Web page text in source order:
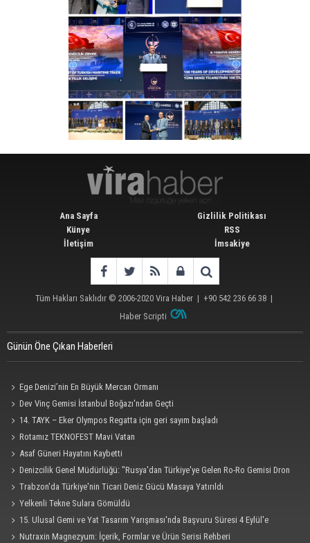
Ana Sayfa
Künye
İletişim
Gizlilik Politikası
RSS
İmsakiye
Tüm Hakları Saklıdır © 2006-2020 Vira Haber | +90 542 236 66 38 |
Haber Scripti
Günün Öne Çıkan Haberleri
Ege Denizi’nin En Büyük Mercan Ormanı
Dev Vinç Gemisi İstanbul Boğazı'ndan Geçti
14. TAYK – Eker Olympos Regatta için geri sayım başladı
Rotamız TEKNOFEST Mavi Vatan
Asaf Güneri Hayatını Kaybetti
Denizcilik Genel Müdürlüğü: "Rusya'dan Türkiye'ye Gelen Ro-Ro Gemisi Dron
Saldırısına Uğradı"
Trabzon'da Türkiye'nin Ticari Deniz Gücü Masaya Yatırıldı
Yelkenli Tekne Sulara Gömüldü
15. Ulusal Gemi ve Yat Tasarım Yarışması'nda Başvuru Süresi 4 Eylül'e
Uzatıldı
Nutraxin Magnezyum: İçerik, Formlar ve Ürün Serisi Rehberi